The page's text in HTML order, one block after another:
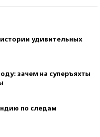
удивительных
зачем на суперъяхты
по следам